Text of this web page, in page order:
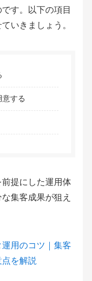
す。以下の項目
いきましょう。
する
提にした運用体
集客成果が狙え
運用のコツ｜集客
を解説